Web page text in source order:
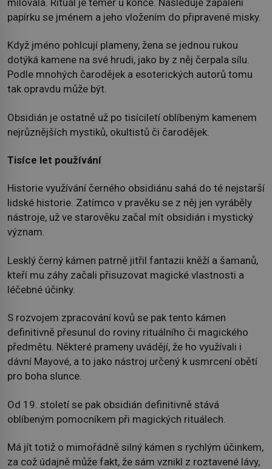
papírku se jménem a jeho vložením do připravené misky.
Když jméno pohlcují plameny, žena se jednou rukou
dotýká kamene na své hrudi, jako by z něj čerpala sílu.
Podle mnohých čarodějek a esoterických autorů tomu
tak opravdu může být.
Obsidián je ostatně už po tisíciletí oblíbeným kamenem
nejrůznějších mystiků, okultistů či čarodějek.
Tisíce let používání
Historie využívání černého obsidiánu sahá do té nejstarší
lidské historie. Zatímco v pravěku se z něj jen vyráběly
nástroje, už ve starověku začal mít obsidián i mystický
význam.
Lesklý černý kámen patrně jitřil fantazii kněží a šamanů,
kteří mu záhy začali přisuzovat magické vlastnosti a
léčebné účinky.
S rozvojem zpracování kovů se pak tento kámen
definitivně přesunul do roviny rituálního či magického
předmětu. Některé prameny uvádějí, že ho využívali i
dávní Mayové, a to jako nástroj určený k usmrcení obětí
pro boha slunce.
Od 19. století se pak obsidián definitivně stává
oblíbeným pomocníkem při magických rituálech.
Má jít totiž o mimořádně silný kámen s rychlým účinkem,
za což údajně může fakt, že sám vznikl z roztavené lávy,